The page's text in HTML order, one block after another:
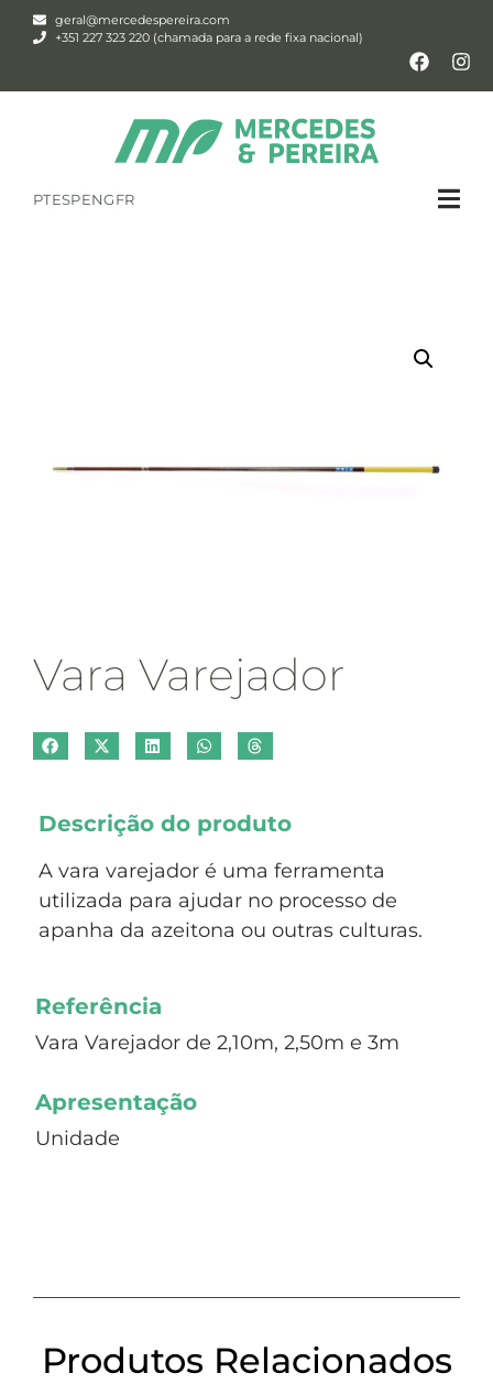
geral@mercedespereira.com
+351 227 323 220 (chamada para a rede fixa nacional)
PTESPENGFR
Vara Varejador
Descrição do produto
A vara varejador é uma ferramenta
utilizada para ajudar no processo de
apanha da azeitona ou outras culturas.
Referência
Vara Varejador de 2,10m, 2,50m e 3m
Apresentação
Unidade
Produtos Relacionados